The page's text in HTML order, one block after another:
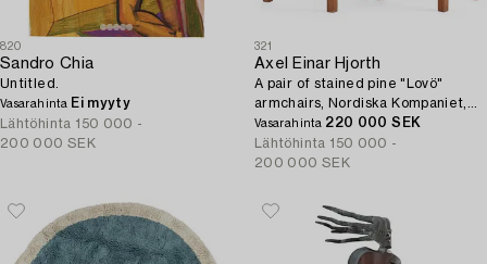
820
Sandro Chia
Untitled.
Vasarahinta Ei myyty
Lähtöhinta 150 000 -
200 000 SEK
321
Axel Einar Hjorth
A pair of stained pine "Lovö"
armchairs, Nordiska Kompaniet,
Sweden, 1930s.
Vasarahinta 220 000 SEK
Lähtöhinta 150 000 -
200 000 SEK